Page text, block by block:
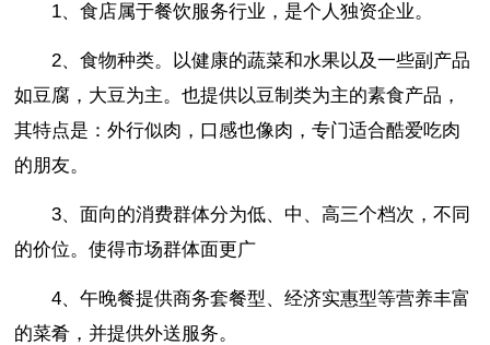
1、食店属于餐饮服务行业，是个人独资企业。
2、食物种类。以健康的蔬菜和水果以及一些副产品
如豆腐，大豆为主。也提供以豆制类为主的素食产品，
其特点是：外行似肉，口感也像肉，专门适合酷爱吃肉
的朋友。
3、面向的消费群体分为低、中、高三个档次，不同
的价位。使得市场群体面更广
4、午晚餐提供商务套餐型、经济实惠型等营养丰富
的菜肴，并提供外送服务。